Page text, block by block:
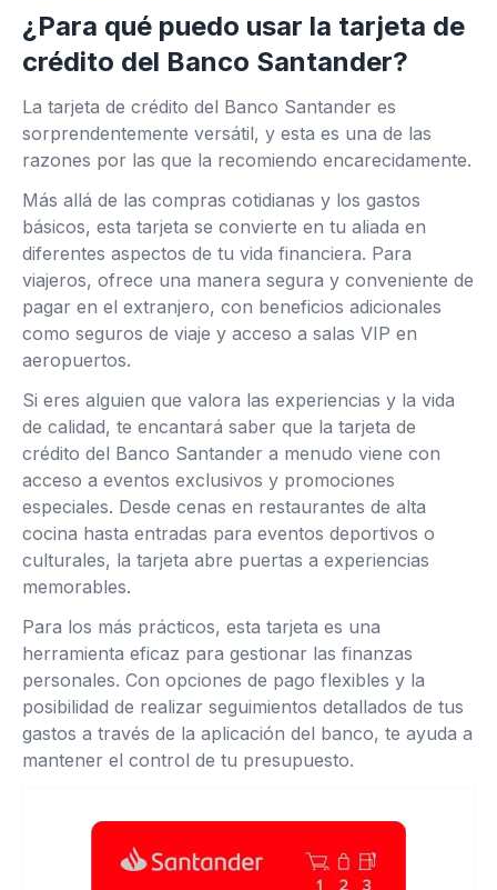
¿Para qué puedo usar la tarjeta de
crédito del Banco Santander?
La tarjeta de crédito del Banco Santander es
sorprendentemente versátil, y esta es una de las
razones por las que la recomiendo encarecidamente.
Más allá de las compras cotidianas y los gastos
básicos, esta tarjeta se convierte en tu aliada en
diferentes aspectos de tu vida financiera. Para
viajeros, ofrece una manera segura y conveniente de
pagar en el extranjero, con beneficios adicionales
como seguros de viaje y acceso a salas VIP en
aeropuertos.
Si eres alguien que valora las experiencias y la vida
de calidad, te encantará saber que la tarjeta de
crédito del Banco Santander a menudo viene con
acceso a eventos exclusivos y promociones
especiales. Desde cenas en restaurantes de alta
cocina hasta entradas para eventos deportivos o
culturales, la tarjeta abre puertas a experiencias
memorables.
Para los más prácticos, esta tarjeta es una
herramienta eficaz para gestionar las finanzas
personales. Con opciones de pago flexibles y la
posibilidad de realizar seguimientos detallados de tus
gastos a través de la aplicación del banco, te ayuda a
mantener el control de tu presupuesto.